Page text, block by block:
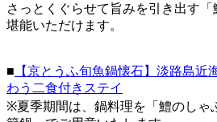
さっとくぐらせて旨みを引き出す
堪能いただけます。
■ 【京とうふ旬魚鍋懐石】淡路島近
わう二食付きステイ
※夏季期間は、鍋料理を「鱧のしゃ